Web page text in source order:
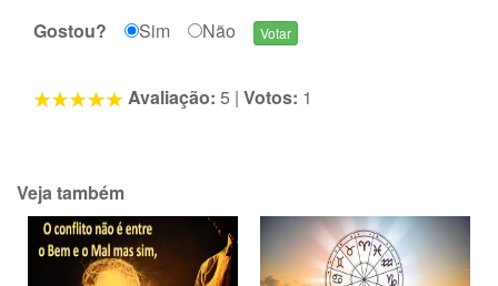
Gostou? Sim Não
Avaliação: 5 | Votos: 1
Veja também